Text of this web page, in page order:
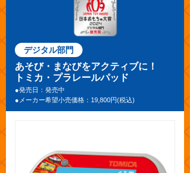
デジタル部門
あそび・まなびをアクティブに！
トミカ・プラレールパッド
●発売日：発売中
●メーカー希望小売価格：19,800円(税込)